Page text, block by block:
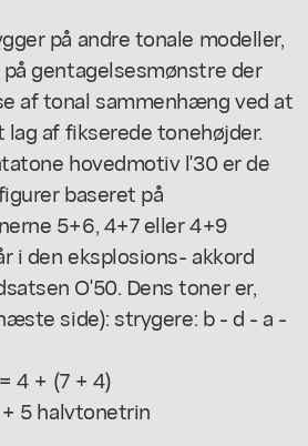
på andre tonale modeller,
gentagelsesmønstre der
af tonal sammenhæng ved at
af fikserede tonehøjder.
hovedmotiv l'30 er de
baseret på
5+6, 4+7 eller 4+9
i den eksplosions- akkord
O'50. Dens toner er,
side): strygere: b - d - a -
4 + (7 + 4)
5 halvtonetrin